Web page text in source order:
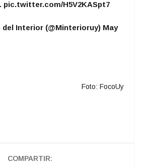
pic.twitter.com/H5V2KASpt7
Interior (@Minterioruy) May
Foto: FocoUy
COMPARTIR: